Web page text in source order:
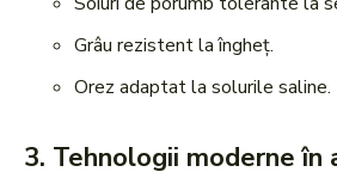
Grâu rezistent la îngheț.
Orez adaptat la solurile saline.
3. Tehnologii moderne în